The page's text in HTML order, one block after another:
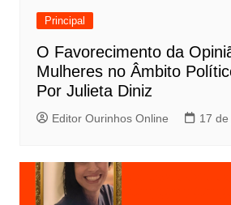
Principal
O Favorecimento da
Mulheres no Âmbito
Por Julieta Diniz
Editor Ourinhos Online 17